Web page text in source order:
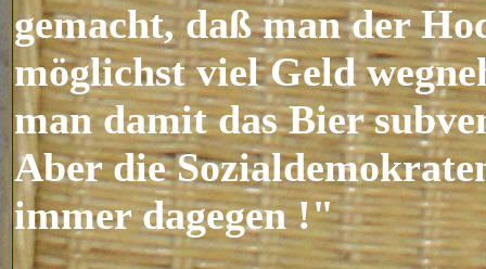
gemacht, daß man der
möglichst viel Geld
man damit das Bier
Aber die
immer dagegen !"